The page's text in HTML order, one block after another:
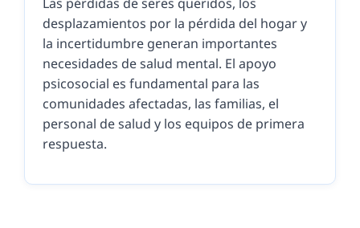
desplazamientos por la pérdida del hogar y
la incertidumbre generan importantes
necesidades de salud mental. El apoyo
psicosocial es fundamental para las
comunidades afectadas, las familias, el
personal de salud y los equipos de primera
respuesta.